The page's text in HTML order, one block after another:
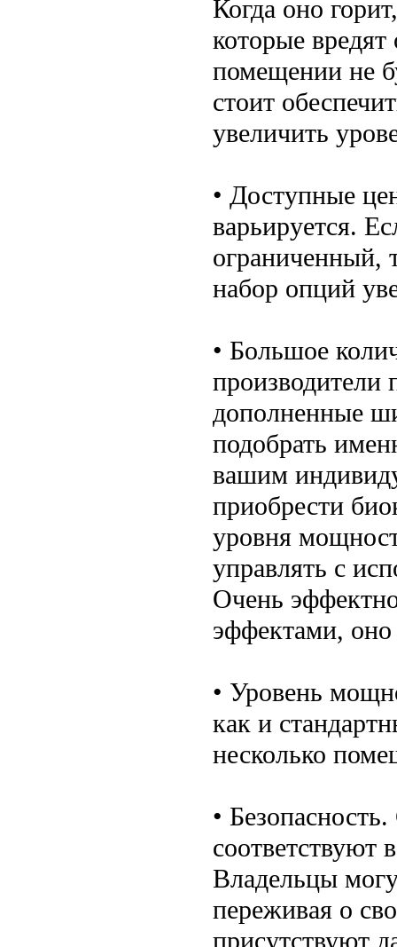
Когда оно
которые
помещении не
стоит
увеличить
• Доступные
варьируется.
ограниченный,
набор опций
• Большое
производители
дополненные
подобрать
вашим
приобрести
уровня
управлять с
Очень
эффектами,
• Уровень
как и
несколько
•
соответствуют
Владельцы
переживая о
присутствуют